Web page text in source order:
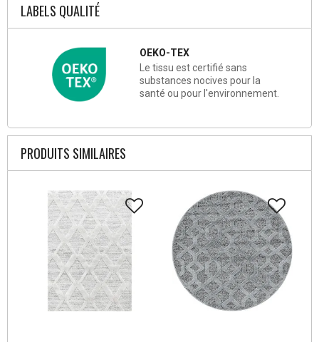
LABELS QUALITÉ
OEKO-TEX
Le tissu est certifié sans
substances nocives pour la
santé ou pour l'environnement.
PRODUITS SIMILAIRES